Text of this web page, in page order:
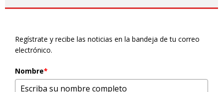
Regístrate y recibe las noticias en la bandeja de tu correo
electrónico.
Nombre*